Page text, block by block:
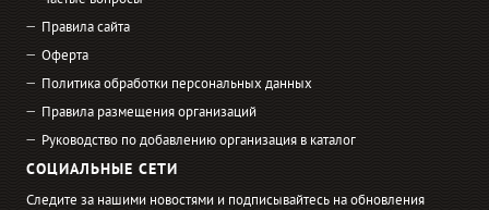
Правила сайта
Оферта
Политика обработки персональных данных
Правила размещения организаций
Руководство по добавлению организация в каталог
СОЦИАЛЬНЫЕ СЕТИ
Следите за нашими новостями и подписывайтесь на обновления